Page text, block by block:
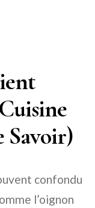
Savoir)
confondu
l’oignon